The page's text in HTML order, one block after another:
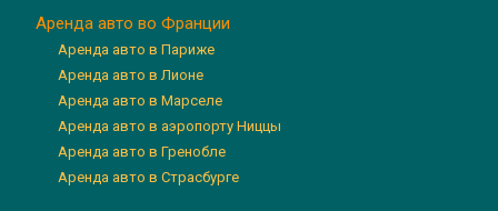
Аренда авто во Франции
Аренда авто в Париже
Аренда авто в Лионе
Аренда авто в Марселе
Аренда авто в аэропорту Ниццы
Аренда авто в Гренобле
Аренда авто в Страсбурге